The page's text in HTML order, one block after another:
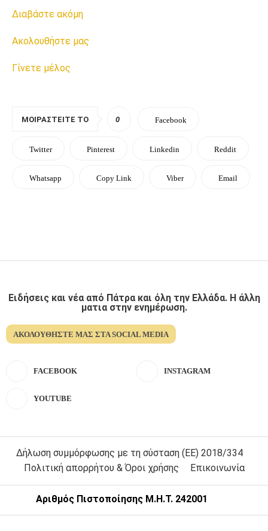
Διαβάστε ακόμη
Ακολουθήστε μας
Γίνετε μέλος
ΜΟΙΡΑΣΤΕΊΤΕ ΤΟ 0 Facebook
Twitter Pinterest Linkedin Reddit
Whatsapp Copy Link Viber Email
Ειδήσεις και νέα από Πάτρα και όλη την Ελλάδα. Η άλλη
ματια στην ενημέρωση.
ΑΚΟΛΟΥΘΉΣΤΕ ΜΑΣ ΣΤΑ SOCIAL MEDIA
FACEBOOK INSTAGRAM
YOUTUBE
Δήλωση συμμόρφωσης με τη σύσταση (ΕΕ) 2018/334
Πολιτική απορρήτου & Όροι χρήσης
Επικοινωνία
Αριθμός Πιστοποίησης Μ.Η.Τ. 242001